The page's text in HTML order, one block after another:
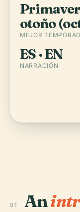
otoño
MEJOR
ES · EN
NARRACIÓN
01 An